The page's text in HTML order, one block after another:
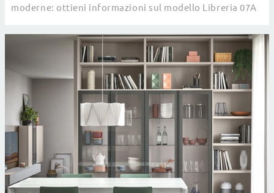
moderne: ottieni informazioni sul modello Libreria 07A